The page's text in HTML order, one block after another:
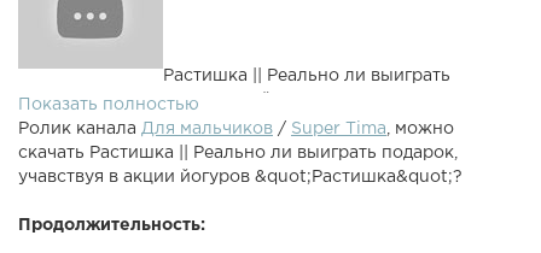
Растишка || Реально ли выиграть
подарок, учавствуя в акции йогуртов "Растишка"?Тиму
очень заинтересевала новая акция от "Растишка", где
нужно отгадывать загадки, сканировать ответы и
открывать сокровища. Мы решили проверить, реально
сколько нужно съесть йогуртов, чтобы получить мячик,
Показать полностью
Ролик канала Для мальчиков / Super Tima , можно
скачать Растишка || Реально ли выиграть подарок,
учавствуя в акции йогуров &quot;Растишка&quot;?
Продолжительность: